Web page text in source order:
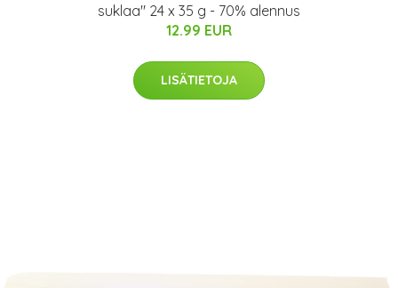
suklaa" 24 x 35 g - 70% alennus
12.99 EUR
LISÄTIETOJA